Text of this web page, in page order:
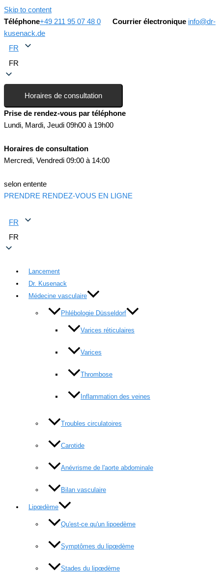
Skip to content
Téléphone+49 211 95 07 48 0 Courrier électronique info@dr-
kusenack.de
FR
FR
Horaires de consultation
Prise de rendez-vous par téléphone
Lundi, Mardi, Jeudi 09h00 à 19h00
Horaires de consultation
Mercredi, Vendredi 09:00 à 14:00
selon entente
PRENDRE RENDEZ-VOUS EN LIGNE
FR
FR
Lancement
Dr. Kusenack
Médecine vasculaire
Phlébologie Düsseldorf
Varices réticulaires
Varices
Thrombose
Inflammation des veines
Troubles circulatoires
Carotide
Anévrisme de l'aorte abdominale
Bilan vasculaire
Lipœdème
Qu'est-ce qu'un lipoedème
Symptômes du lipœdème
Stades du lipœdème